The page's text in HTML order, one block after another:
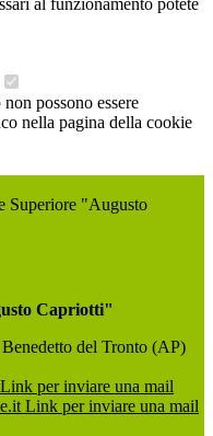
al funzionamento potete
possono essere
nella pagina della cookie
Superiore "Augusto
Capriotti"
del Tronto (AP)
Link per inviare una mail
Link per inviare una mail